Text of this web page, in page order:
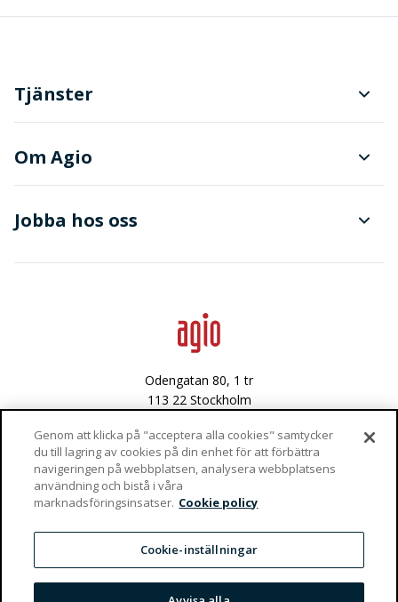
Tjänster
Planering och produktionsstyrning
Om Agio
Finanser
Data & integritet
Jobba hos oss
Odengatan 80, 1 tr
113 22 Stockholm
Västra Varvsgatan 3
972 36 Luleå
Vaktgatan 4
981 47 Kiruna
Privacy Policy
Genom att klicka på "acceptera alla cookies" samtycker
du till lagring av cookies på din enhet för att förbättra
navigeringen på webbplatsen, analysera webbplatsens
användning och bistå i våra
marknadsföringsinsatser. Cookie policy
Cookie-inställningar